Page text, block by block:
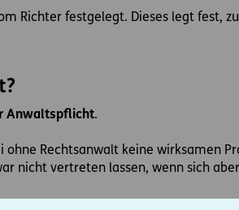
Richter festgelegt. Dieses legt fest,
Anwaltspflicht.
Rechtsanwalt keine wirksamen
nicht vertreten lassen, wenn sich